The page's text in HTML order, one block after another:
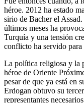
héroe. 2012 ha estado
sirio de Bacher el
últimos meses ha
Turquía y una tensión
conflicto ha servido para
La política religiosa y la
héroe de Oriente
pesar de que ya está en
Erdogan obtuvo su
representantes